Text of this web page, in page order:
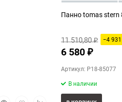
Панно tomas stern
11 510,80₽ −4 931
6 580 ₽
Артикул: P18-85077
В наличии